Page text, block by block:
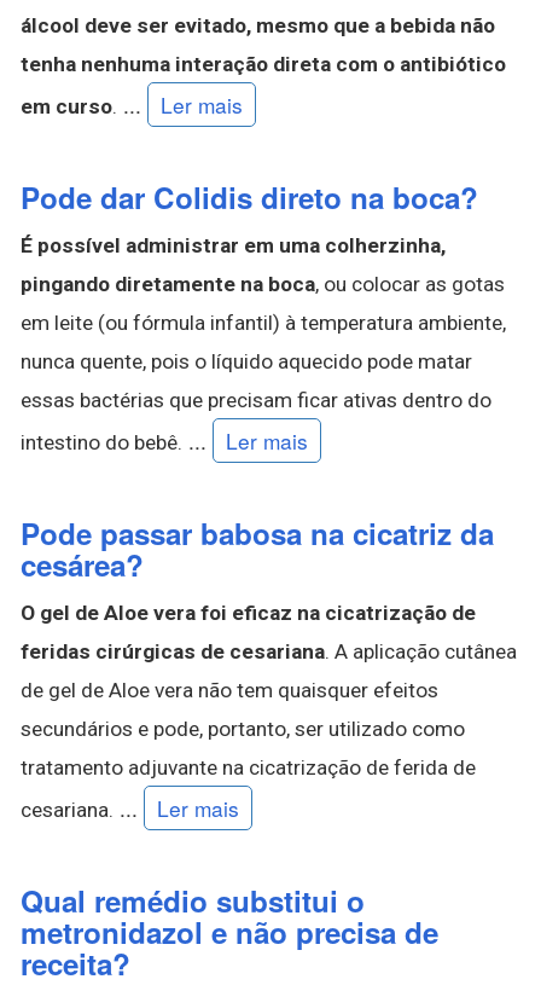
álcool deve ser evitado, mesmo que a bebida não
tenha nenhuma interação direta com o antibiótico
em curso. ... Ler mais
Pode dar Colidis direto na boca?
É possível administrar em uma colherzinha,
pingando diretamente na boca, ou colocar as gotas
em leite (ou fórmula infantil) à temperatura ambiente,
nunca quente, pois o líquido aquecido pode matar
essas bactérias que precisam ficar ativas dentro do
intestino do bebê. ... Ler mais
Pode passar babosa na cicatriz da
cesárea?
O gel de Aloe vera foi eficaz na cicatrização de
feridas cirúrgicas de cesariana. A aplicação cutânea
de gel de Aloe vera não tem quaisquer efeitos
secundários e pode, portanto, ser utilizado como
tratamento adjuvante na cicatrização de ferida de
cesariana. ... Ler mais
Qual remédio substitui o
metronidazol e não precisa de
receita?